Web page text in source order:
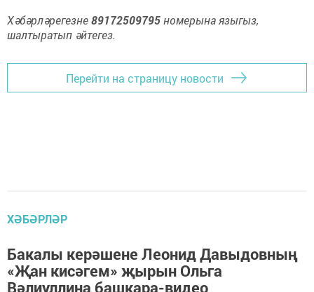
Хәбәрләрегезне89172509795номерына языгыз,
шалтыратып әйтегез.
Перейти на страницу новости
ХӘБӘРЛӘР
Бакалы керәшене Леонид Давыдовның
«Җан кисәгем» җырын Ольга
Вәлиуллина башкара-видео